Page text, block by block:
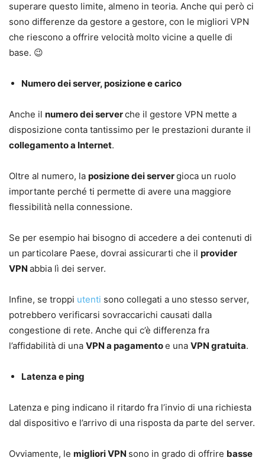
superare questo limite, almeno in teoria. Anche qui però ci
sono differenze da gestore a gestore, con le migliori VPN
che riescono a offrire velocità molto vicine a quelle di
base. 😉
Numero dei server, posizione e carico
Anche il numero dei serverche il gestore VPN mette a
disposizione conta tantissimo per le prestazioni durante il
collegamento a Internet.
Oltre al numero, la posizione dei servergioca un ruolo
importante perché ti permette di avere una maggiore
flessibilità nella connessione.
Se per esempio hai bisogno di accedere a dei contenuti di
un particolare Paese, dovrai assicurarti che il provider
VPN abbia lì dei server.
Infine, se troppi utenti sono collegati a uno stesso server,
potrebbero verificarsi sovraccarichi causati dalla
congestione di rete. Anche qui c’è differenza fra
l’affidabilità di una VPN a pagamentoe una VPN gratuita.
Latenza e ping
Latenza e ping indicano il ritardo fra l’invio di una richiesta
dal dispositivo e l’arrivo di una risposta da parte del server.
Ovviamente, le migliori VPN sono in grado di offrire basse